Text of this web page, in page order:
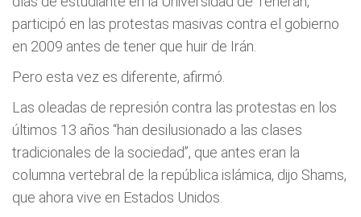
participó en las protestas masivas contra el gobierno
en 2009 antes de tener que huir de Irán.
Pero esta vez es diferente, afirmó.
Las oleadas de represión contra las protestas en los
últimos 13 años “han desilusionado a las clases
tradicionales de la sociedad”, que antes eran la
columna vertebral de la república islámica, dijo Shams,
que ahora vive en Estados Unidos.